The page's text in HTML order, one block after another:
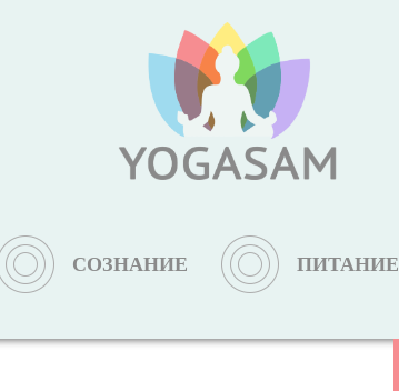
СОЗНАНИЕ ПИТАНИЕ